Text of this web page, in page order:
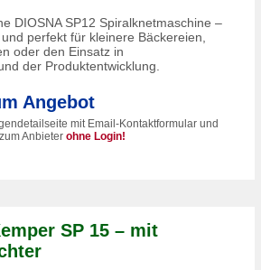
DIOSNA SP12 Spiralknetmaschine –
perfekt für kleinere Bäckereien,
oder den Einsatz in
der Produktentwicklung.
Angebot
mit Email-Kontaktformular und
Anbieter ohne Login!
SP 15 – mit